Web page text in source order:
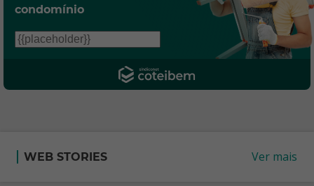
condomínio
WEB STORIES Ver mais